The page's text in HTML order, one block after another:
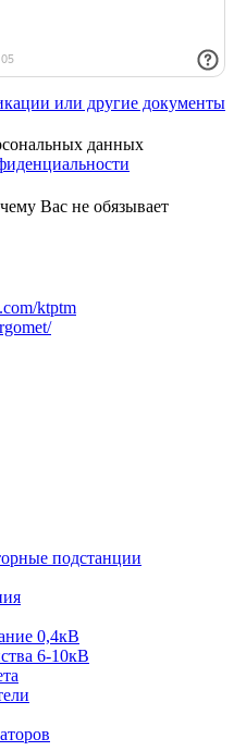
или другие документы
данных
Вас не обязывает
ktptm
подстанции
0,4кВ
6-10кВ